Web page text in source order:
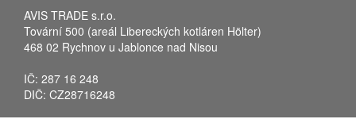
AVIS TRADE s.r.o.
Tovární 500 (areál Libereckých kotláren Hölter)
468 02 Rychnov u Jablonce nad Nisou
IČ: 287 16 248
DIČ: CZ28716248